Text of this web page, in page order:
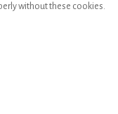
without these cookies.